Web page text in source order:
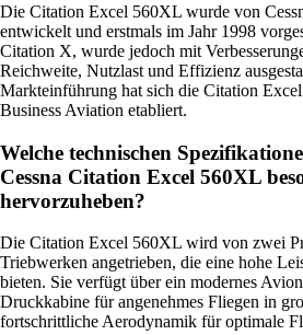
Die Citation Excel 560XL wurde von
entwickelt und erstmals im Jahr 1998
Citation X, wurde jedoch mit
Reichweite, Nutzlast und Effizienz
Markteinführung hat sich die Citation
Business Aviation etabliert.
Welche technischen
Cessna Citation Excel 560XL
hervorzuheben?
Die Citation Excel 560XL wird von zwei
Triebwerken angetrieben, die eine hohe
bieten. Sie verfügt über ein modernes
Druckkabine für angenehmes Fliegen in
fortschrittliche Aerodynamik für optimale